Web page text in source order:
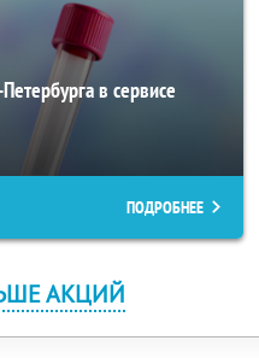
в сервисе
ПОДРОБНЕЕ
АКЦИЙ